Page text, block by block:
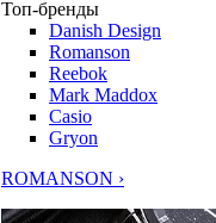
Топ-бренды
Danish Design
Romanson
Reebok
Mark Maddox
Casio
Gryon
ROMANSON ›